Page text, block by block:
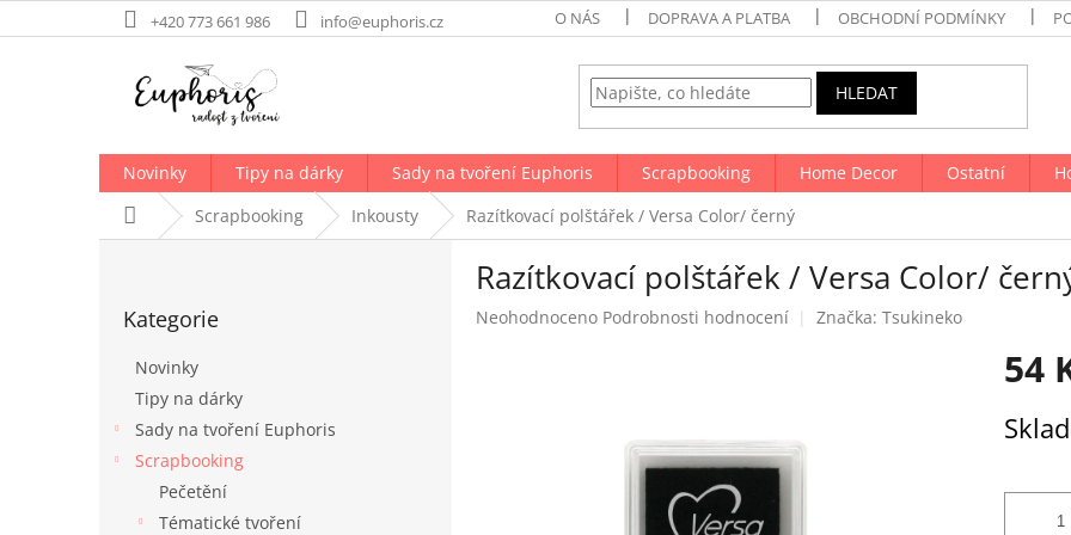
na
+420 773 661 986 info@euphoris.cz O NÁS DOPRAVA A PLATBA OBCHODNÍ PODMÍNKY
HLEDAT
Novinky Tipy na dárky Sady na tvoření Euphoris Scrapbooking Home Decor Ostatní
Domů Scrapbooking Inkousty Razítkovací polštářek / Versa Color/ černý
kategorie
Kategorie
Novinky
Tipy na dárky
Sady na tvoření Euphoris
Scrapbooking
Pečetění
Tématické tvoření
Razítkovací polštářek / Versa Color/
Průměrné
Neohodnoceno Podrobnosti hodnocení Značka: Tsukineko
54
cena: